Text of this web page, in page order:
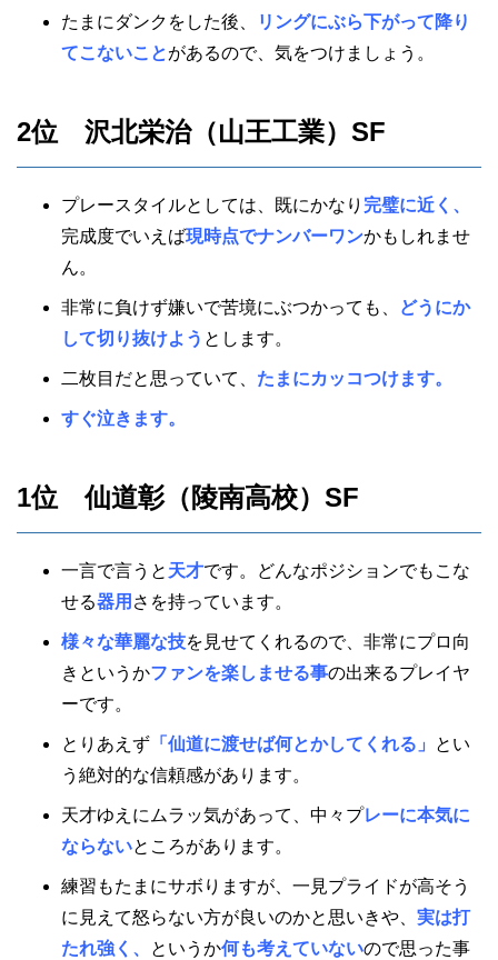
たまにダンクをした後、
リングにぶら下がって降り
てこないことがあるので、気をつけましょう。
2位 沢北栄治（山王工業）SF
プレースタイルとしては、既にかなり 完璧に近く、
完成度でいえば現時点でナンバーワンかもしれませ
ん。
非常に負けず嫌いで苦境にぶつかっても、
どうにか
して切り抜けよう とします。
二枚目だと思っていて、 たまにカッコつけます。
すぐ泣きます。
1位 仙道彰（陵南高校）SF
一言で言うと 天才です。どんなポジションでもこな
せる器用 さを持っています。
様々な華麗な技を見せてくれるので、非常にプロ向
きというかファンを楽しませる事の出来るプレイヤ
ーです。
とりあえず 「仙道に渡せば何とかしてくれる」
とい
う絶対的な信頼感があります。
天才ゆえにムラッ気があって、中々プレーに本気に
ならないところがあります。
練習もたまにサボりますが、一見プライドが高そう
に見えて怒らない方が良いのかと思いきや、 実は打
たれ強く、
というか何も考えていないので思った事